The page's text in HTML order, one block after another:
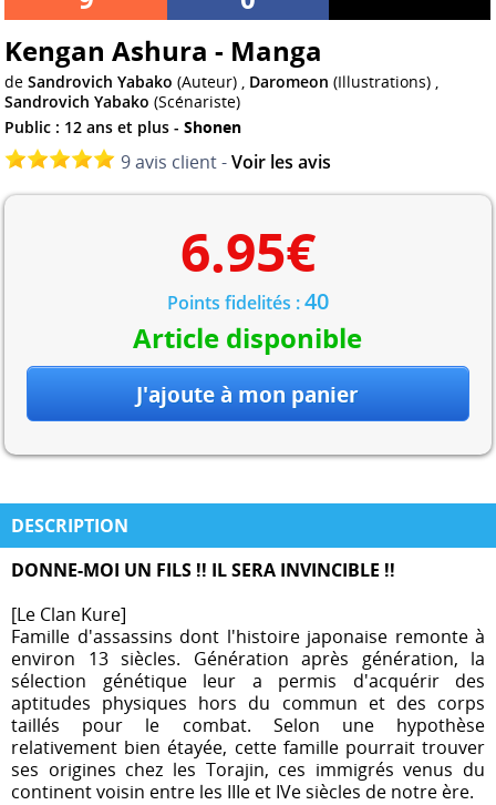
Kengan Ashura - Manga
deSandrovich Yabako (Auteur) , Daromeon (Illustrations) ,
Sandrovich Yabako (Scénariste)
Public : 12 ans et plus -Shonen
9 avis client -Voir les avis
6.95€
Points fidelités :40
Article disponible
DESCRIPTION
DONNE-MOI UN FILS !! IL SERA INVINCIBLE !!
[Le Clan Kure]
Famille d'assassins dont l'histoire japonaise remonte à
environ 13 siècles. Génération après génération, la
sélection génétique leur a permis d'acquérir des
aptitudes physiques hors du commun et des corps
taillés pour le combat. Selon une hypothèse
relativement bien étayée, cette famille pourrait trouver
ses origines chez les Torajin, ces immigrés venus du
continent voisin entre les IIIe et IVe siècles de notre ère.